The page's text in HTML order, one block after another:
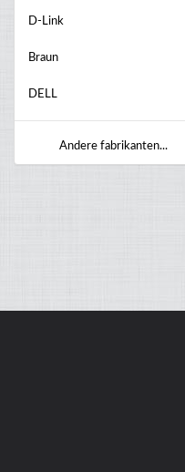
D-Link
Braun
DELL
Andere fabrikanten...